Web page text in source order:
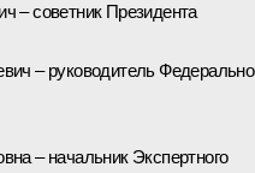
– советник Президента
– руководитель
– начальник Экспертного